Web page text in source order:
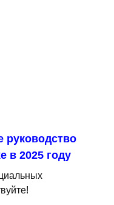
руководство
в 2025 году